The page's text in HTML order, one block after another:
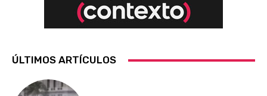
ÚLTIMOS ARTÍCULOS